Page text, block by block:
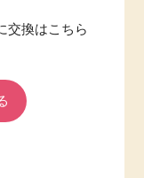
交換はこちら